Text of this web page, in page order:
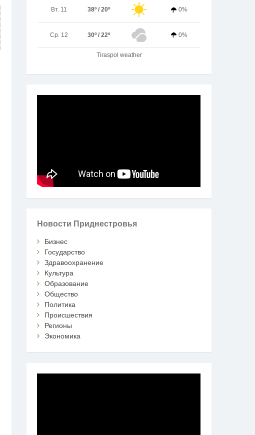
Вт. 11 38º / 20º 0%
Ср. 12 30º / 22º 0%
Tiraspol weather
Новости Приднестровья
Бизнес
Государство
Здравоохранение
Культура
Образование
Общество
Политика
Происшествия
Регионы
Экономика